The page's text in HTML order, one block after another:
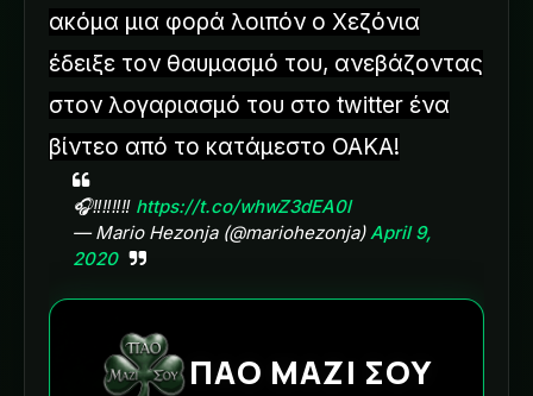
ακόμα μια φορά λοιπόν ο Χεζόνια
έδειξε τον θαυμασμό του, ανεβάζοντας
στον λογαριασμό του στο twitter ένα
βίντεο από το κατάμεστο ΟΑΚΑ!
🎧‼️‼️‼️‼️ https://t.co/whwZ3dEA0l
— Mario Hezonja (@mariohezonja) April 9,
2020
ΠΑΟ ΜΑΖΙ ΣΟΥ